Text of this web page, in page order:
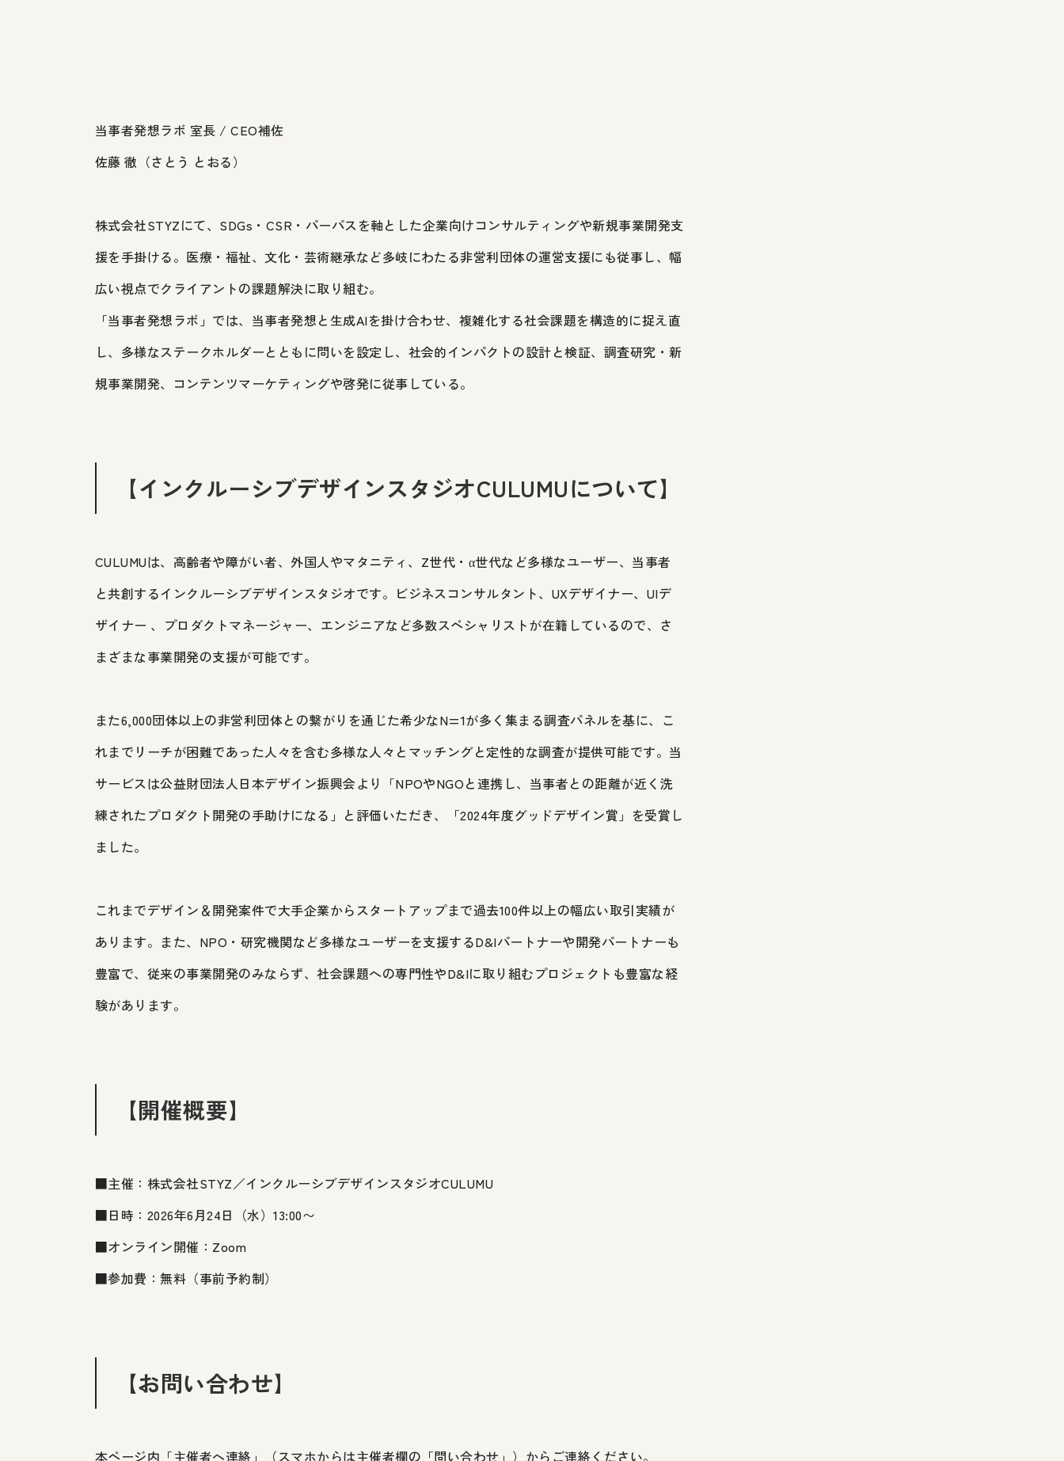
当事者発想ラボ 室長 / CEO補佐
佐藤 徹（さとう とおる）
株式会社STYZにて、SDGs・CSR・パーパスを軸とした企業向けコンサルティングや新規事業開発支
援を手掛ける。医療・福祉、文化・芸術継承など多岐にわたる非営利団体の運営支援にも従事し、幅
広い視点でクライアントの課題解決に取り組む。
「当事者発想ラボ」では、当事者発想と生成AIを掛け合わせ、複雑化する社会課題を構造的に捉え直
し、多様なステークホルダーとともに問いを設定し、社会的インパクトの設計と検証、調査研究・新
規事業開発、コンテンツマーケティングや啓発に従事している。
【インクルーシブデザインスタジオCULUMUについて】
CULUMUは、高齢者や障がい者、外国人やマタニティ、Z世代・α世代など多様なユーザー、当事者
と共創するインクルーシブデザインスタジオです。ビジネスコンサルタント、UXデザイナー、UIデ
ザイナー 、プロダクトマネージャー、エンジニアなど多数スペシャリストが在籍しているので、さ
まざまな事業開発の支援が可能です。
また6,000団体以上の非営利団体との繋がりを通じた希少なN=1が多く集まる調査パネルを基に、こ
れまでリーチが困難であった人々を含む多様な人々とマッチングと定性的な調査が提供可能です。当
サービスは公益財団法人日本デザイン振興会より「NPOやNGOと連携し、当事者との距離が近く洗
練されたプロダクト開発の手助けになる」と評価いただき、「2024年度グッドデザイン賞」を受賞し
ました。
これまでデザイン＆開発案件で大手企業からスタートアップまで過去100件以上の幅広い取引実績が
あります。また、NPO・研究機関など多様なユーザーを支援するD&Iパートナーや開発パートナーも
豊富で、従来の事業開発のみならず、社会課題への専門性やD&Iに取り組むプロジェクトも豊富な経
験があります。
【開催概要】
■主催：株式会社STYZ／インクルーシブデザインスタジオCULUMU
■日時：2026年6月24日（水）13:00〜
■オンライン開催：Zoom
■参加費：無料（事前予約制）
【お問い合わせ】
本ページ内「主催者へ連絡」（スマホからは主催者欄の「問い合わせ」）からご連絡ください。